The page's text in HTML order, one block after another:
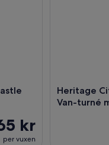
kr
per vuxen
Heritage
Van-turné